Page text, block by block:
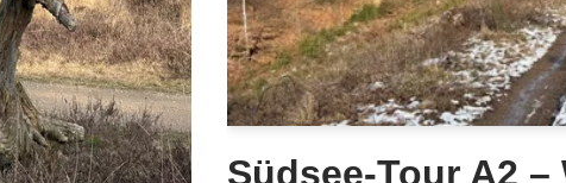
Südsee-Tour A2